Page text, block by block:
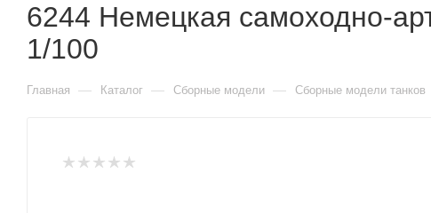
6244 Немецкая самоходно-
1/100
Главная — Каталог — Сборные модели — Сборные модели танков